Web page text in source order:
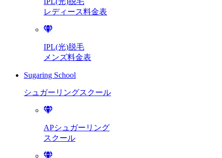
レディース料金表
IPL(光)脱毛
メンズ料金表
Sugaring School
シュガーリングスクール
APシュガーリング
スクール